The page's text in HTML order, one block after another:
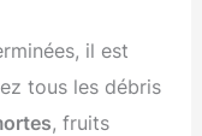
il est
tous les débris
, fruits